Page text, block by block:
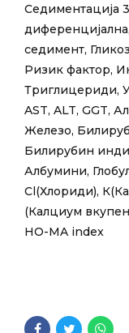
Седиментација
седимент,
Ризик фактор,
Триглицериди,
AST, ALT, GGT,
Железо,
Билирубин
Албумини,
Cl(Хлориди),
(Калциум
HO-MA index